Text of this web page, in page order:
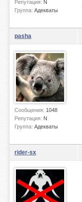
Репутация: N
Группа: Адекваты
pasha
Сообщения: 1048
Репутация: N
Группа: Адекваты
rider-sx